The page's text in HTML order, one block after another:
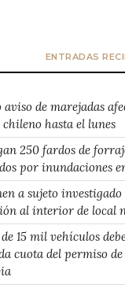
ENTRADAS
aviso de marejadas
hasta el lunes
250 fardos de
por inundaciones
a sujeto
al interior de local
15 mil vehículos
cuota del permiso